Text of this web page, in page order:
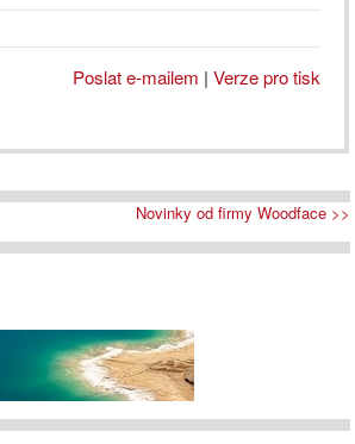
Poslat e-mailem | Verze pro tisk
Novinky od firmy Woodface >>